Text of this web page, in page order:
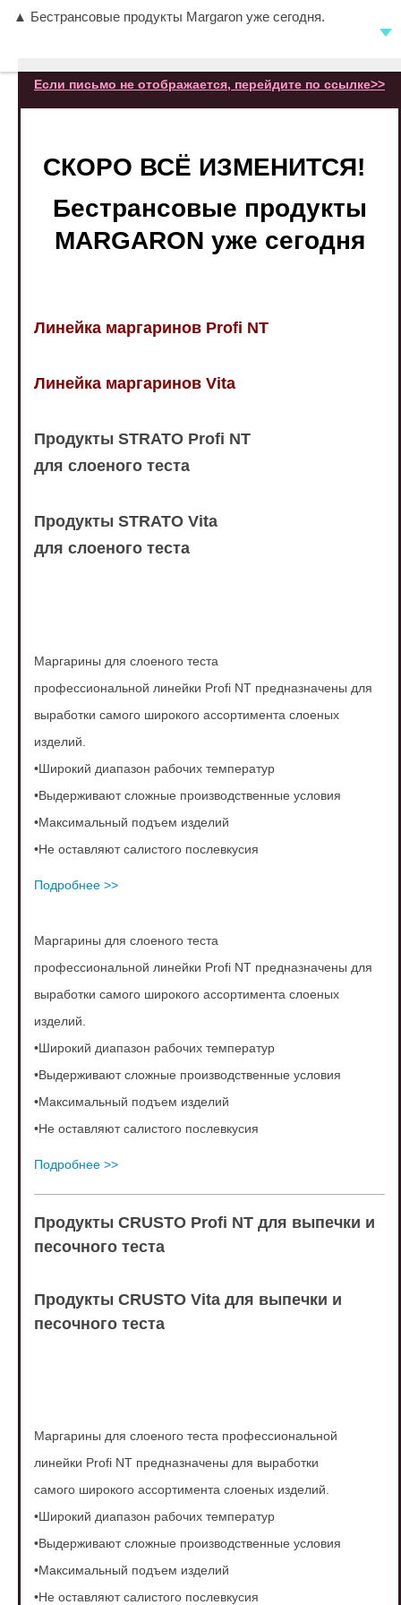
▲ Бестрансовые продукты Margaron уже сегодня.
Если письмо не отображается, перейдите по ссылке>>
СКОРО ВСЁ ИЗМЕНИТСЯ!
Бестрансовые продукты
MARGARON уже сегодня
Линейка маргаринов Profi NT
Линейка маргаринов Vita
Продукты STRATO Profi NT
для слоеного теста
Продукты STRATO Vita
для слоеного теста
Маргарины для слоеного теста
профессиональной линейки Profi NT предназначены для
выработки самого широкого ассортимента слоеных
изделий.
•Широкий диапазон рабочих температур
•Выдерживают сложные производственные условия
•Максимальный подъем изделий
•Не оставляют салистого послевкусия
Подробнее >>
Маргарины для слоеного теста
профессиональной линейки Profi NT предназначены для
выработки самого широкого ассортимента слоеных
изделий.
•Широкий диапазон рабочих температур
•Выдерживают сложные производственные условия
•Максимальный подъем изделий
•Не оставляют салистого послевкусия
Подробнее >>
Продукты CRUSTO Profi NT для выпечки и
песочного теста
Продукты CRUSTO Vita для выпечки и
песочного теста
Маргарины для слоеного теста профессиональной
линейки Profi NT предназначены для выработки
самого широкого ассортимента слоеных изделий.
•Широкий диапазон рабочих температур
•Выдерживают сложные производственные условия
•Максимальный подъем изделий
•Не оставляют салистого послевкусия